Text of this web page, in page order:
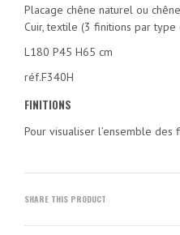
Placage chêne naturel ou
Cuir, textile (3 finitions par type
L180 P45 H65 cm
réf.F340H
FINITIONS
Pour visualiser l’ensemble des
SHARE THIS PRODUCT